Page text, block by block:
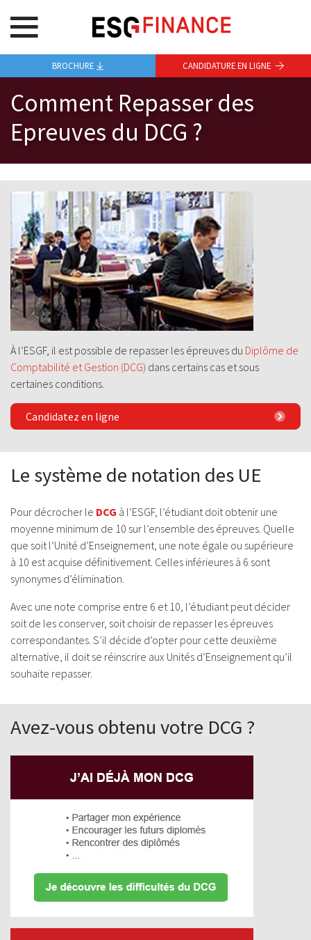
Comment Repasser des
Epreuves du DCG ?
À l’ESGF, il est possible de repasser les épreuves du Diplôme de
Comptabilité et Gestion (DCG) dans certains cas et sous
certaines conditions.
Candidatez en ligne
Le système de notation des UE
Pour décrocher le DCG à l’ESGF, l’étudiant doit obtenir une
moyenne minimum de 10 sur l’ensemble des épreuves. Quelle
que soit l’Unité d’Enseignement, une note égale ou supérieure
à 10 est acquise définitivement. Celles inférieures à 6 sont
synonymes d’élimination.
Avec une note comprise entre 6 et 10, l’étudiant peut décider
soit de les conserver, soit choisir de repasser les épreuves
correspondantes. S’il décide d’opter pour cette deuxième
alternative, il doit se réinscrire aux Unités d’Enseignement qu’il
souhaite repasser.
Avez-vous obtenu votre DCG ?
BROCHURE CANDIDATURE EN LIGNE